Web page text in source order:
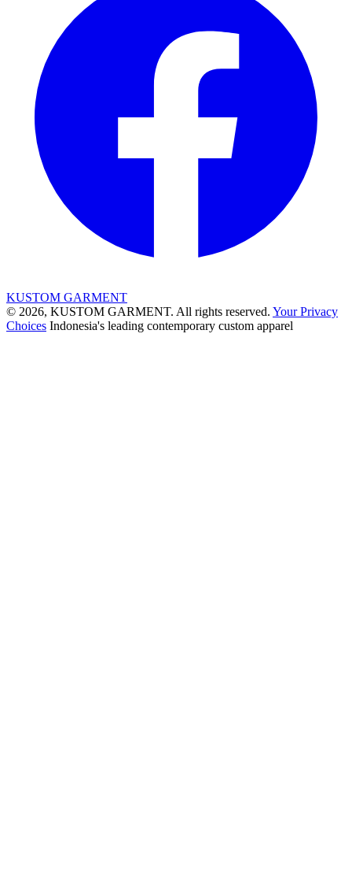
KUSTOM GARMENT
© 2026, KUSTOM GARMENT. All rights reserved. Your Privacy
Choices Indonesia's leading contemporary custom apparel